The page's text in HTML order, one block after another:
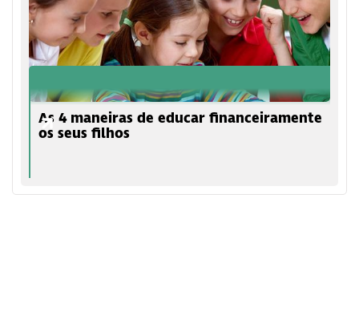
As 4 maneiras de educar financeiramente
os seus filhos